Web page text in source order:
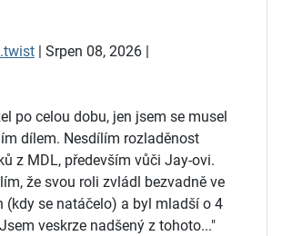
| Srpen 08, 2026 |
po celou dobu, jen jsem se musel
dílem. Nesdílím rozladěnost
z MDL, především vůči Jay-ovi.
že svou roli zvládl bezvadně ve
(kdy se natáčelo) a byl mladší o 4
veskrze nadšený z tohoto..."